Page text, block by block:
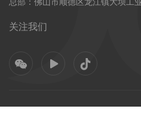
关注我们